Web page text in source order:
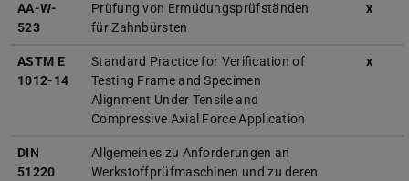
AA-W-
523
Prüfung von Ermüdungsprüfständen
für Zahnbürsten
x
ASTM E
1012-14
Standard Practice for Verification of
Testing Frame and Specimen
Alignment Under Tensile and
Compressive Axial Force Application
x
DIN
51220
Allgemeines zu Anforderungen an
Werkstoffprüfmaschinen und zu deren